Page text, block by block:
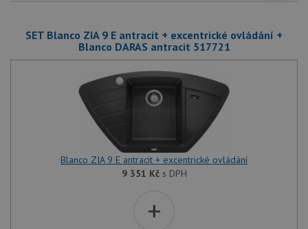
SET Blanco ZIA 9 E antracit + excentrické ovládání +
Blanco DARAS antracit 517721
Blanco ZIA 9 E antracit + excentrické ovládání
9 351 Kčs DPH
+